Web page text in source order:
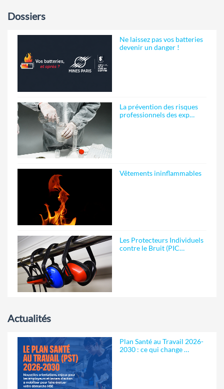
Dossiers
Ne laissez pas vos batteries
devenir un danger !
La prévention des risques
professionnels des exp…
Vêtements ininflammables
Les Protecteurs Individuels
contre le Bruit (PIC…
Actualités
Plan Santé au Travail 2026-
2030 : ce qui change …